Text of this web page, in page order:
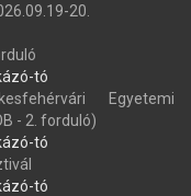
20.
tó
Egyetemi
- 2. forduló)
tó
tó